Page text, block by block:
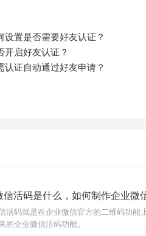
置是否需要好友认证？
开启好友认证？
证自动通过好友申请？
信活码是什么，如何制作企业微
活码就是在企业微信官方的二维码功能
的企业微信活码功能。